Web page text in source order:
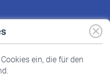
ein, die für den